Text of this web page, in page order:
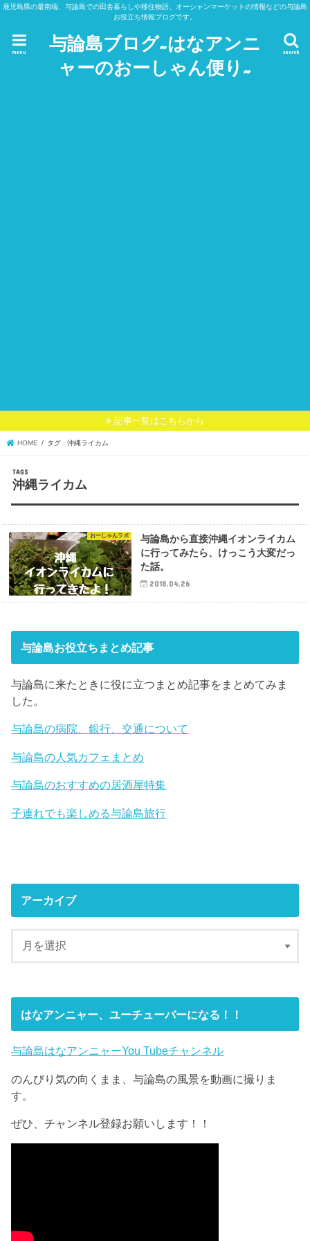
鹿児島県の最南端、与論島での田舎暮らしや移住物語、オーシャンマーケットの情報などの与論島
お役立ち情報ブログです。
与論島ブログ~はなアンニ
ャーのおーしゃん便り~
search
menu
記事一覧はこちらから
HOME タグ : 沖縄ライカム
沖縄ライカム
おーしゃんラボ
与論島から直接沖縄イオンライカム
に行ってみたら、けっこう大変だっ
た話。
2018.04.26
与論島お役立ちまとめ記事
与論島に来たときに役に立つまとめ記事をまとめてみま
した。
与論島の病院、銀行、交通について
与論島の人気カフェまとめ
与論島のおすすめの居酒屋特集
子連れでも楽しめる与論島旅行
アーカイブ
はなアンニャー、ユーチューバーになる！！
与論島はなアンニャーYou Tubeチャンネル
のんびり気の向くまま、与論島の風景を動画に撮りま
す。
ぜひ、チャンネル登録お願いします！！